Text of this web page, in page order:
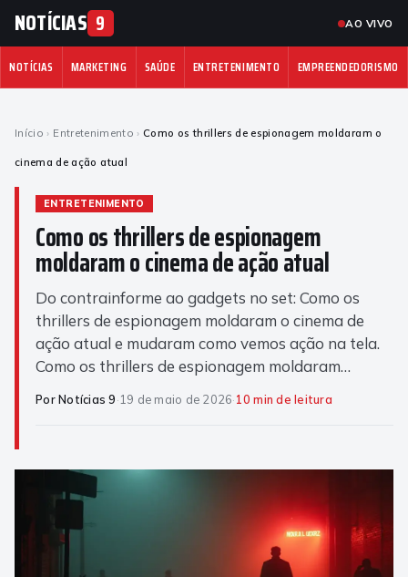
NOTÍCIAS 9 AO VIVO
NOTÍCIAS MARKETING SAÚDE ENTRETENIMENTO EMPREENDEDORISMO
Início › Entretenimento › Como os thrillers de espionagem moldaram o
cinema de ação atual
ENTRETENIMENTO
Como os thrillers de espionagem
moldaram o cinema de ação atual
Do contrainforme ao gadgets no set: Como os
thrillers de espionagem moldaram o cinema de
ação atual e mudaram como vemos ação na tela.
Como os thrillers de espionagem moldaram…
Por Notícias 9·19 de maio de 2026·10 min de leitura